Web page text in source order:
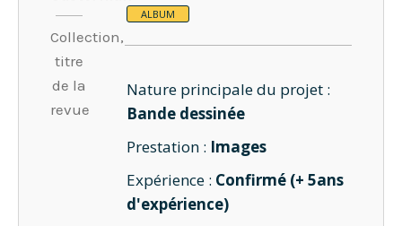
Collection,
titre
de la
revue
ALBUM
Nature principale du projet :
Bande dessinée
Prestation : Images
Expérience : Confirmé (+ 5ans
d'expérience)